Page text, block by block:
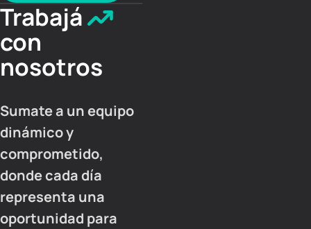
Trabajá
con
nosotros
Sumate a un equipo
dinámico y
comprometido,
donde cada día
representa una
oportunidad para